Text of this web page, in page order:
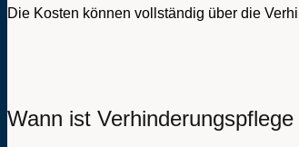
Die Kosten können vollständig über die
Wann ist